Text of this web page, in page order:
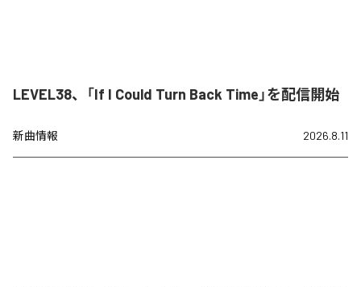
LEVEL38、「If I Could Turn Back Time」を配信開始
新曲情報 2026.8.11